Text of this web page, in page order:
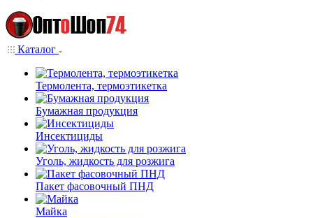
Каталог
Термолента, термоэтикетка
Бумажная продукция
Инсектициды
Уголь, жидкость для розжига
Пакет фасовочный ПНД
Майка